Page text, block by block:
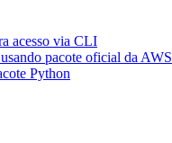
acesso via CLI
pacote oficial da AWS
Python